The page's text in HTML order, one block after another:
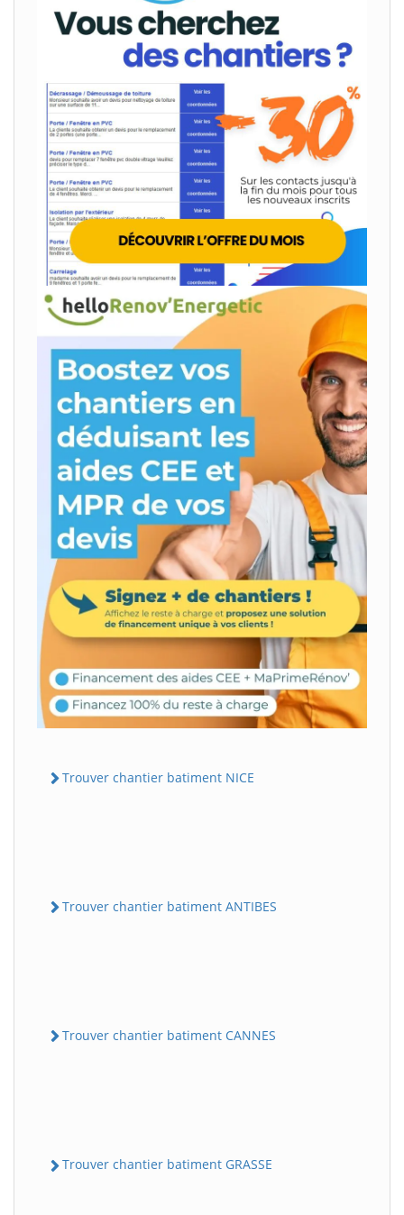
Trouver chantier batiment NICE
Trouver chantier batiment ANTIBES
Trouver chantier batiment CANNES
Trouver chantier batiment GRASSE